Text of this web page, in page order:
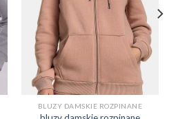
BLUZY DAMSKIE ROZPINANE